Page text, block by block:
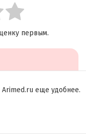
первым.
для
лечения.
врач,
Arimed.ru еще удобнее.